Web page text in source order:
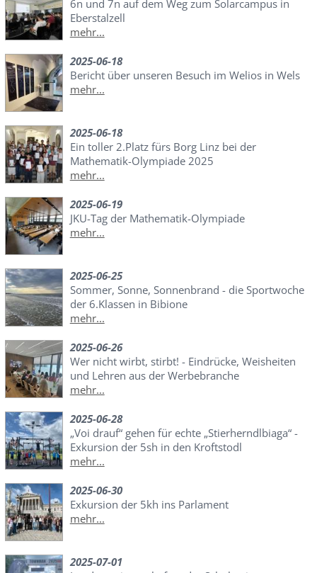
6n und 7n auf dem Weg zum Solarcampus in
Eberstalzell
mehr...
2025-06-18
Bericht über unseren Besuch im Welios in Wels
mehr...
2025-06-18
Ein toller 2.Platz fürs Borg Linz bei der
Mathematik-Olympiade 2025
mehr...
2025-06-19
JKU-Tag der Mathematik-Olympiade
mehr...
2025-06-25
Sommer, Sonne, Sonnenbrand - die Sportwoche
der 6.Klassen in Bibione
mehr...
2025-06-26
Wer nicht wirbt, stirbt! - Eindrücke, Weisheiten
und Lehren aus der Werbebranche
mehr...
2025-06-28
„Voi drauf“ gehen für echte „Stierherndlbiaga“ -
Exkursion der 5sh in den Kroftstodl
mehr...
2025-06-30
Exkursion der 5kh ins Parlament
mehr...
2025-07-01